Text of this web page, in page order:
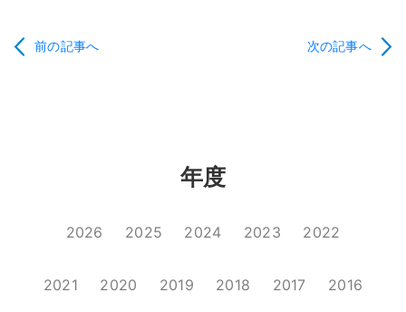
前の記事へ 次の記事へ
年度
2026 2025 2024 2023 2022
2021 2020 2019 2018 2017 2016